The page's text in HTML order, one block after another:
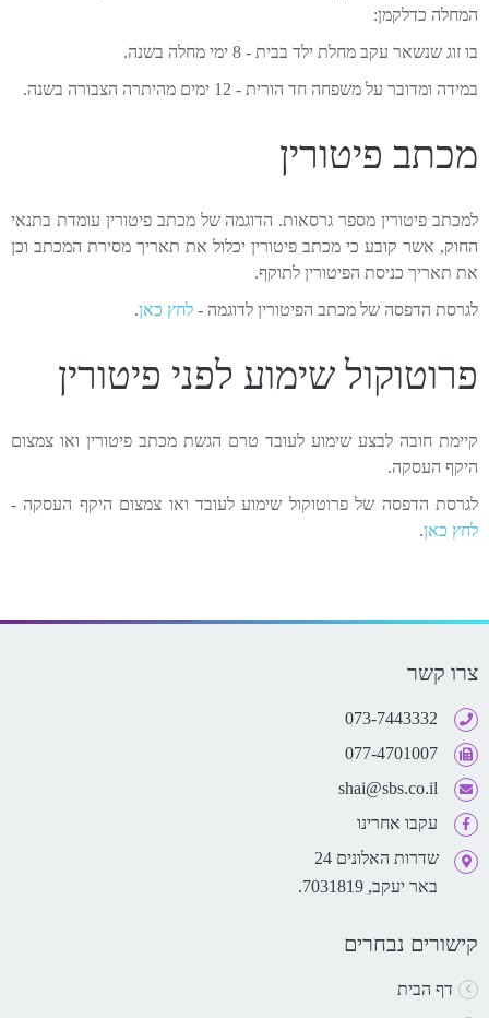
המחלה כדלקמן:
בו זוג שנשאר עקב מחלת ילד בבית - 8 ימי מחלה בשנה.
במידה ומדובר על משפחה חד הורית - 12 ימים מהיתרה הצבורה בשנה.
מכתב פיטורין
למכתב פיטורין מספר גרסאות. הדוגמה של מכתב פיטורין עומדת בתנאי
החוק, אשר קובע כי מכתב פיטורין יכלול את תאריך מסירת המכתב וכן
את תאריך כניסת הפיטורין לתוקף.
לגרסת הדפסה של מכתב הפיטורין לדוגמה - לחץ כאן.
פרוטוקול שימוע לפני פיטורין
קיימת חובה לבצע שימוע לעובד טרם הגשת מכתב פיטורין ואו צמצום
היקף העסקה.
לגרסת הדפסה של פרוטוקול שימוע לעובד ואו צמצום היקף העסקה -
לחץ כאן.
צרו קשר
073-7443332
077-4701007
shai@sbs.co.il
עקבו אחרינו
שדרות האלונים 24
באר יעקב, 7031819.
קישורים נבחרים
דף הבית